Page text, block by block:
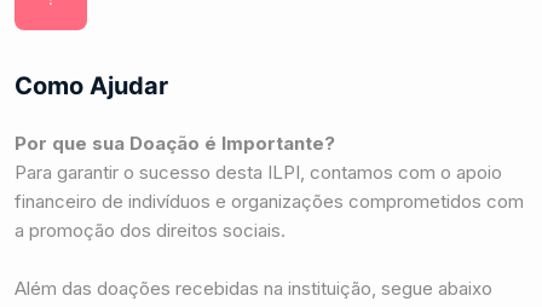
Como Ajudar
Por que sua Doação é Importante?
Para garantir o sucesso desta ILPI, contamos com o apoio
financeiro de indivíduos e organizações comprometidos com
a promoção dos direitos sociais.
Além das doações recebidas na instituição, segue abaixo